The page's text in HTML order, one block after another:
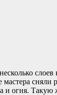
и огня.